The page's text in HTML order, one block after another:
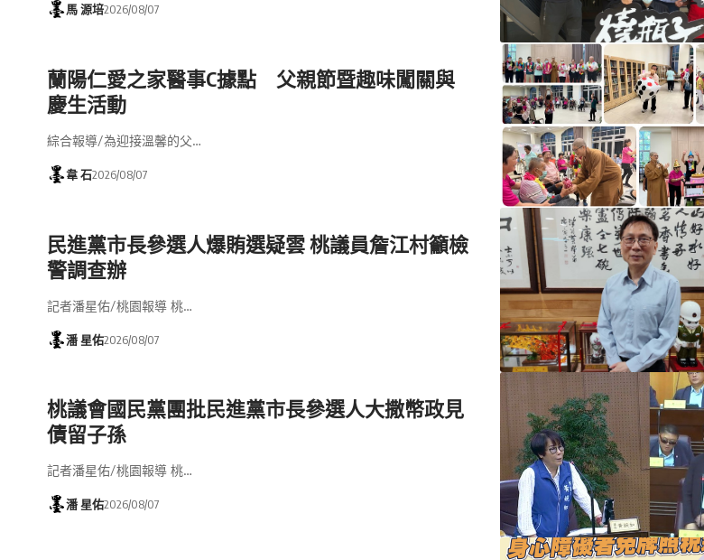
馬 源培2026/08/07
蘭陽仁愛之家醫事C據點 父親節暨趣味闖關與
慶生活動
綜合報導/為迎接溫馨的父…
韋 石2026/08/07
民進黨市長參選人爆賄選疑雲 桃議員詹江村籲檢
警調查辦
記者潘星佑/桃園報導 桃…
潘 星佑2026/08/07
桃議會國民黨團批民進黨市長參選人大撒幣政見
債留子孫
記者潘星佑/桃園報導 桃…
潘 星佑2026/08/07